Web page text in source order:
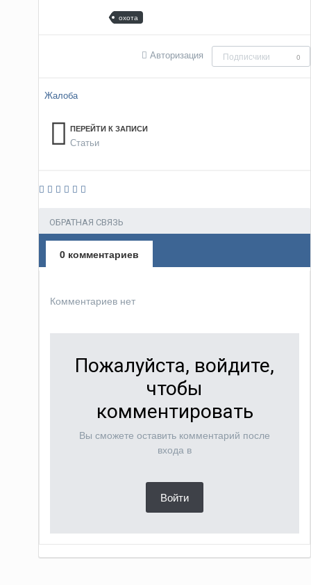
охота
Авторизация Подписчики 0
Жалоба
ПЕРЕЙТИ К ЗАПИСИ
Статьи
ОБРАТНАЯ СВЯЗЬ
0 комментариев
Комментариев нет
Пожалуйста, войдите,
чтобы
комментировать
Вы сможете оставить комментарий после
входа в
Войти